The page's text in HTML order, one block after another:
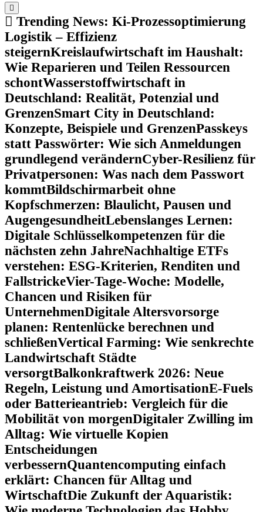
Trending News: Ki-Prozessoptimierung
Logistik – Effizienz
steigernKreislaufwirtschaft im Haushalt:
Wie Reparieren und Teilen Ressourcen
schontWasserstoffwirtschaft in
Deutschland: Realität, Potenzial und
GrenzenSmart City in Deutschland:
Konzepte, Beispiele und GrenzenPasskeys
statt Passwörter: Wie sich Anmeldungen
grundlegend verändernCyber-Resilienz für
Privatpersonen: Was nach dem Passwort
kommtBildschirmarbeit ohne
Kopfschmerzen: Blaulicht, Pausen und
AugengesundheitLebenslanges Lernen:
Digitale Schlüsselkompetenzen für die
nächsten zehn JahreNachhaltige ETFs
verstehen: ESG-Kriterien, Renditen und
FallstrickeVier-Tage-Woche: Modelle,
Chancen und Risiken für
UnternehmenDigitale Altersvorsorge
planen: Rentenlücke berechnen und
schließenVertical Farming: Wie senkrechte
Landwirtschaft Städte
versorgtBalkonkraftwerk 2026: Neue
Regeln, Leistung und AmortisationE-Fuels
oder Batterieantrieb: Vergleich für die
Mobilität von morgenDigitaler Zwilling im
Alltag: Wie virtuelle Kopien
Entscheidungen
verbessernQuantencomputing einfach
erklärt: Chancen für Alltag und
WirtschaftDie Zukunft der Aquaristik: